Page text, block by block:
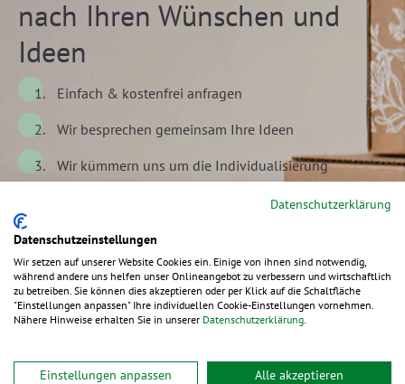
nach Ihren Wünschen und
Ideen
Einfach & kostenfrei anfragen
Wir besprechen gemeinsam Ihre Ideen
Wir kümmern uns um die Individualisierung
Alternative Produkte
Datenschutzerklärung
Datenschutzeinstellungen
Wir setzen auf unserer Website Cookies ein. Einige von ihnen sind notwendig,
während andere uns helfen unser Onlineangebot zu verbessern und wirtschaftlich
zu betreiben. Sie können dies akzeptieren oder per Klick auf die Schaltfläche
"Einstellungen anpassen" Ihre individuellen Cookie-Einstellungen vornehmen.
Nähere Hinweise erhalten Sie in unserer Datenschutzerklärung.
Einstellungen anpassen Alle akzeptieren